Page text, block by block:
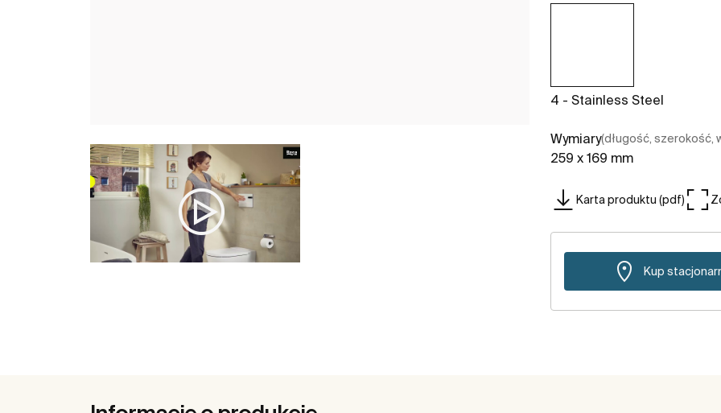
4 - Stainless Steel
Wymiary(długość, szerokość,
259 x 169 mm
Karta produktu (pdf)
Kup